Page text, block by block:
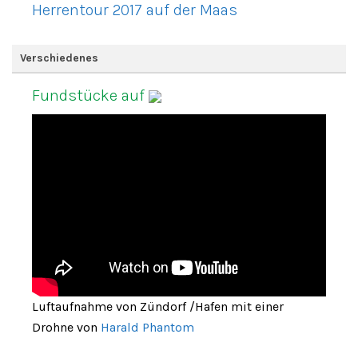
Herrentour 2017 auf der Maas
Verschiedenes
Fundstücke auf
Luftaufnahme von Zündorf /Hafen mit einer
Drohne von Harald Phantom